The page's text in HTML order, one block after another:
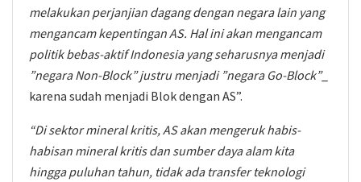
melakukan perjanjian dagang dengan negara lain yang
mengancam kepentingan AS. Hal ini akan mengancam
politik bebas-aktif Indonesia yang seharusnya menjadi
”negara Non-Block” justru menjadi ”negara Go-Block”_
karena sudah menjadi Blok dengan AS”.
“Di sektor mineral kritis, AS akan mengeruk habis-
habisan mineral kritis dan sumber daya alam kita
hingga puluhan tahun, tidak ada transfer teknologi